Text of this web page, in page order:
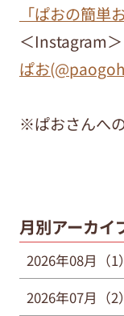
「ぱおの簡単
＜Instagram＞
ぱお
※ぱおさんへ
月別アーカイ
2026年08月（1）
2026年07月（2）